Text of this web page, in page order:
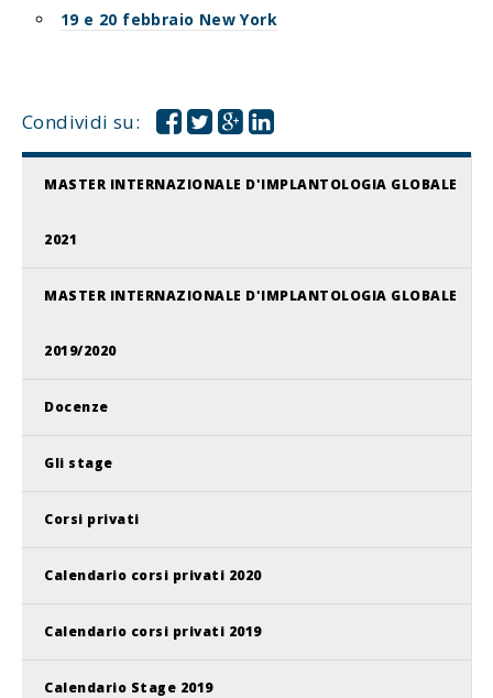
19 e 20 febbraio New York
Condividi su:
MASTER INTERNAZIONALE D'IMPLANTOLOGIA GLOBALE
2021
MASTER INTERNAZIONALE D'IMPLANTOLOGIA GLOBALE
2019/2020
Docenze
Gli stage
Corsi privati
Calendario corsi privati 2020
Calendario corsi privati 2019
Calendario Stage 2019